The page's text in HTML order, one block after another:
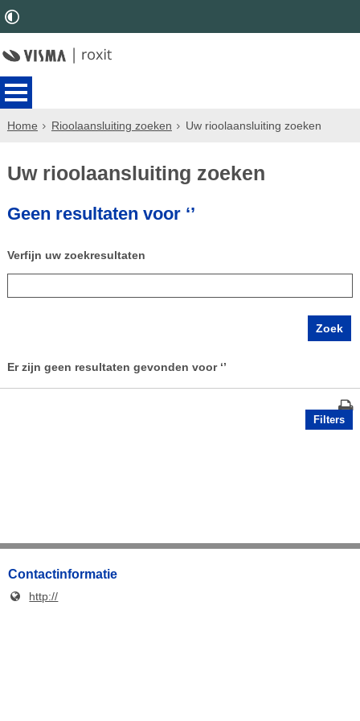
Home Rioolaansluiting zoeken Uw rioolaansluiting zoeken
Uw rioolaansluiting zoeken
Geen resultaten voor ‘’
Verfijn uw zoekresultaten
Er zijn geen resultaten gevonden voor ‘’
Filters
Contactinformatie
http://